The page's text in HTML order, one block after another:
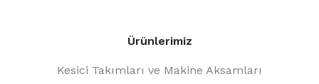
Ürünlerimiz
Kesici Takımları ve Makine Aksamları